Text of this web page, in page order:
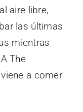
aire libre,
las últimas
mientras
The
a comer